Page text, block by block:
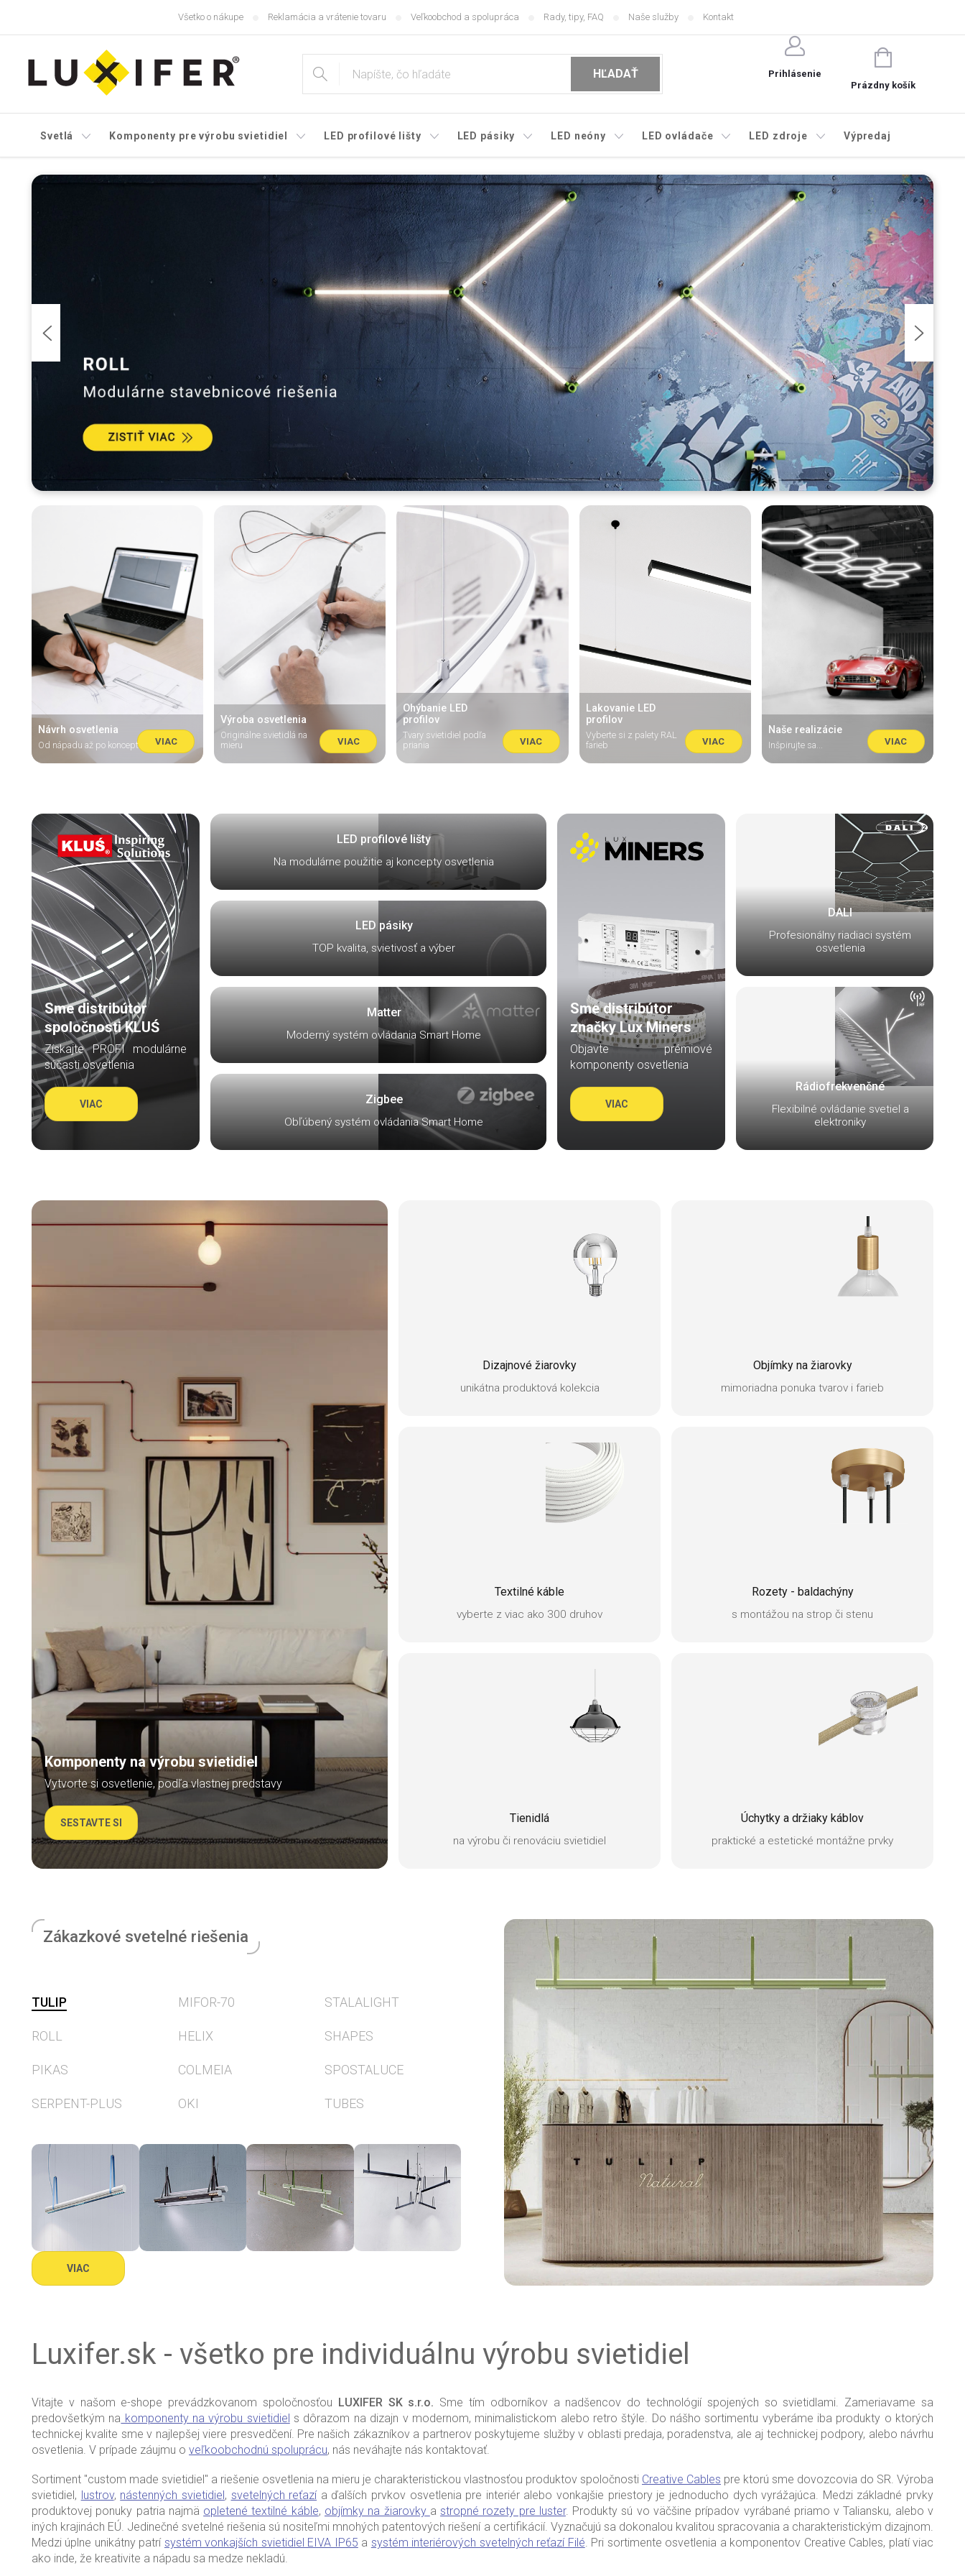
Všetko o nákupe Reklamácia a vrátenie tovaru Veľkoobchod a spolupráca Rady, tipy, FAQ Naše služby Kontakt
HĽADAŤ Prihlásenie
NÁKUPNÝ
KOŠÍK
Prázdny košík
Svetlá Komponenty pre výrobu svietidiel LED profilové lišty LED pásiky LED neóny LED ovládače LED zdroje Výpredaj
Návrh osvetlenia
Od nápadu až po koncept VIAC
Výroba osvetlenia
Originálne svietidlá na
mieru
VIAC
Ohýbanie LED
profilov
Tvary svietidiel podľa
priania
VIAC
Lakovanie LED
profilov
Vyberte si z palety RAL
farieb
VIAC
Naše realizácie
Inšpirujte sa... VIAC
Sme distribútor
spoločnosti KLUŚ
Získajte PROFI modulárne
súčasti osvetlenia
VIAC
LED profilové lišty
Na modulárne použitie aj koncepty osvetlenia
LED pásiky
TOP kvalita, svietivosť a výber
Matter
Moderný systém ovládania Smart Home
Zigbee
Obľúbený systém ovládania Smart Home
Sme distribútor
značky Lux Miners
Objavte prémiové
komponenty osvetlenia
VIAC
DALI
Profesionálny riadiaci systém
osvetlenia
Rádiofrekvenčné
Flexibilné ovládanie svetiel a
elektroniky
Komponenty na výrobu svietidiel
Vytvorte si osvetlenie, podľa vlastnej predstavy
SESTAVTE SI
Dizajnové žiarovky
unikátna produktová kolekcia
Objímky na žiarovky
mimoriadna ponuka tvarov i farieb
Textilné káble
vyberte z viac ako 300 druhov
Rozety - baldachýny
s montážou na strop či stenu
Tienidlá
na výrobu či renováciu svietidiel
Úchytky a držiaky káblov
praktické a estetické montážne prvky
Zákazkové svetelné riešenia
TULIP
ROLL
PIKAS
SERPENT-PLUS
MIFOR-70
HELIX
COLMEIA
OKI
STALALIGHT
SHAPES
SPOSTALUCE
TUBES
VIAC
Luxifer.sk - všetko pre individuálnu výrobu svietidiel
Vitajte v našom e-shope prevádzkovanom spoločnosťou LUXIFER SK s.r.o. Sme tím odborníkov a nadšencov do technológií spojených so svietidlami. Zameriavame sa
predovšetkým na komponenty na výrobu svietidiel s dôrazom na dizajn v modernom, minimalistickom alebo retro štýle. Do nášho sortimentu vyberáme iba produkty o ktorých
technickej kvalite sme v najlepšej viere presvedčení. Pre našich zákazníkov a partnerov poskytujeme služby v oblasti predaja, poradenstva, ale aj technickej podpory, alebo návrhu
osvetlenia. V prípade záujmu o veľkoobchodnú spoluprácu, nás neváhajte nás kontaktovať.
Sortiment "custom made svietidiel" a riešenie osvetlenia na mieru je charakteristickou vlastnosťou produktov spoločnosti Creative Cables pre ktorú sme dovozcovia do SR. Výroba
svietidiel, lustrov, nástenných svietidiel , svetelných reťazía ďalších prvkov osvetlenia pre interiér alebo vonkajšie priestory je jednoducho dych vyrážajúca. Medzi základné prvky
produktovej ponuky patria najmä opletené textilné káble, objímky na žiarovky a stropné rozety pre luster. Produkty sú vo väčšine prípadov vyrábané priamo v Taliansku, alebo v
iných krajinách EÚ. Jedinečné svetelné riešenia sú nositeľmi mnohých patentových riešení a certifikácií. Vyznačujú sa dokonalou kvalitou spracovania a charakteristickým dizajnom.
Medzi úplne unikátny patrí systém vonkajších svietidiel EIVA IP65 a systém interiérových svetelných reťazí Filé. Pri sortimente osvetlenia a komponentov Creative Cables, platí viac
ako inde, že kreativite a nápadu sa medze nekladú.